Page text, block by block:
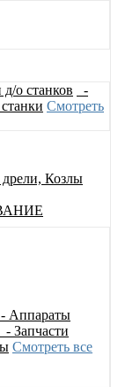
д/о станков
-
Смотреть
Козлы
- Аппараты
- Запчасти
Смотреть все